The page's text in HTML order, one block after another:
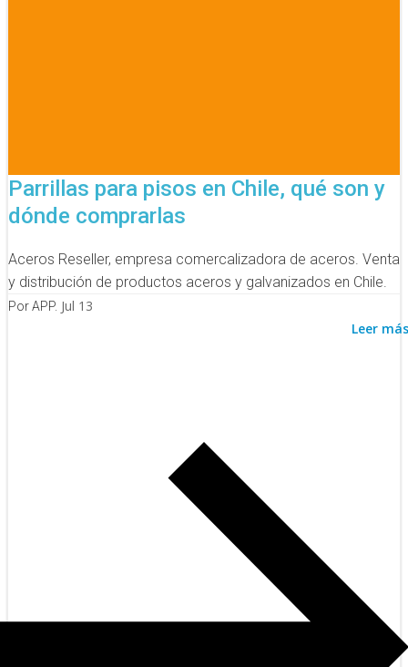
Parrillas para pisos en Chile, qué son y
dónde comprarlas
Aceros Reseller, empresa comercalizadora de aceros. Venta
y distribución de productos aceros y galvanizados en Chile.
Por APP. Jul 13
Leer más